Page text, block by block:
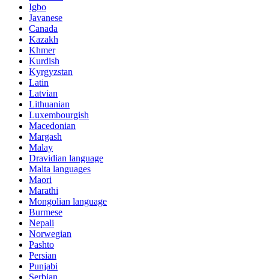
Igbo
Javanese
Canada
Kazakh
Khmer
Kurdish
Kyrgyzstan
Latin
Latvian
Lithuanian
Luxembourgish
Macedonian
Margash
Malay
Dravidian language
Malta languages
Maori
Marathi
Mongolian language
Burmese
Nepali
Norwegian
Pashto
Persian
Punjabi
Serbian